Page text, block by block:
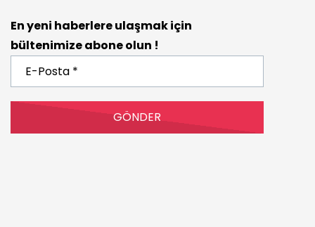
En yeni haberlere ulaşmak için
bültenimize abone olun !
Posta
*